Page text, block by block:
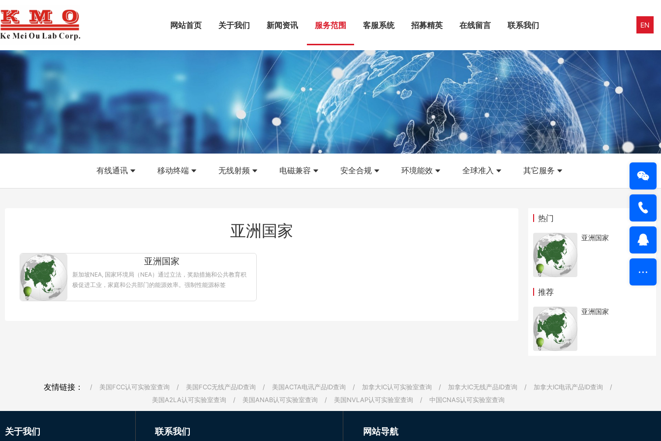
EN
网站首页 关于我们 新闻资讯 服务范围 客服系统 招募精英 在线留言 联系我们
有线通讯 移动终端 无线射频 电磁兼容 安全合规 环境能效 全球准入 其它服务
热门
亚洲国家
推荐
亚洲国家
亚洲国家
亚洲国家
新加坡NEA, 国家环境局（NEA）通过立法，奖励措施和公共教育积
极促进工业，家庭和公共部门的能源效率。强制性能源标签
友情链接： / 美国FCC认可实验室查询 / 美国FCC无线产品ID查询 / 美国ACTA电讯产品ID查询 / 加拿大IC认可实验室查询 / 加拿大IC无线产品ID查询 / 加拿大IC电讯产品ID查询
/
美国A2LA认可实验室查询
/ 美国ANAB认可实验室查询 / 美国NVLAP认可实验室查询 / 中国CNAS认可实验室查询
关于我们 联系我们 网站导航